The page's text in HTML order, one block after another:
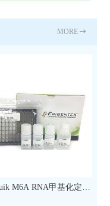
MORE
M6A RNA甲基化定量